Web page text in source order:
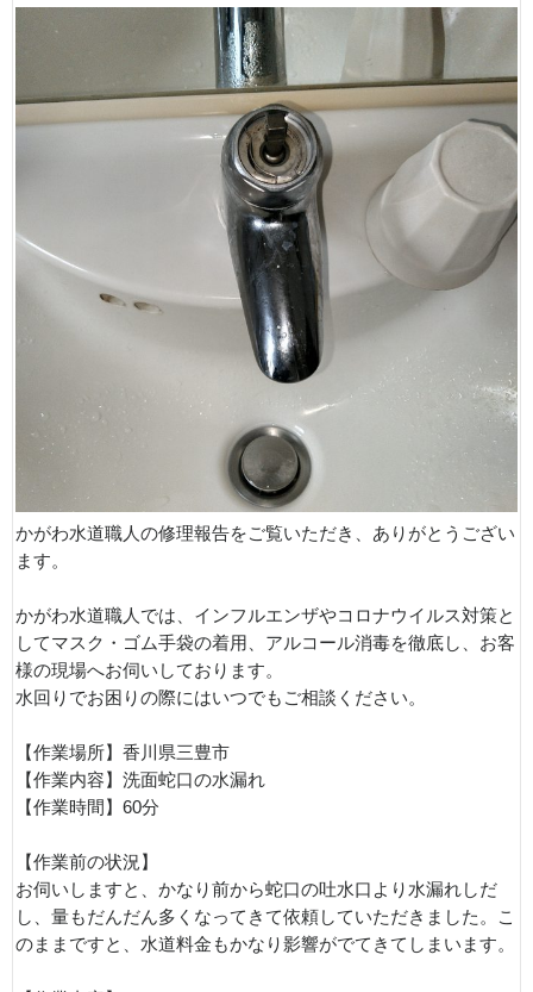
かがわ水道職人の修理報告をご覧いただき、ありがとうござい
ます。
かがわ水道職人では、インフルエンザやコロナウイルス対策と
してマスク・ゴム手袋の着用、アルコール消毒を徹底し、お客
様の現場へお伺いしております。
水回りでお困りの際にはいつでもご相談ください。
【作業場所】香川県三豊市
【作業内容】洗面蛇口の水漏れ
【作業時間】60分
【作業前の状況】
お伺いしますと、かなり前から蛇口の吐水口より水漏れしだ
し、量もだんだん多くなってきて依頼していただきました。こ
のままですと、水道料金もかなり影響がでてきてしまいます。